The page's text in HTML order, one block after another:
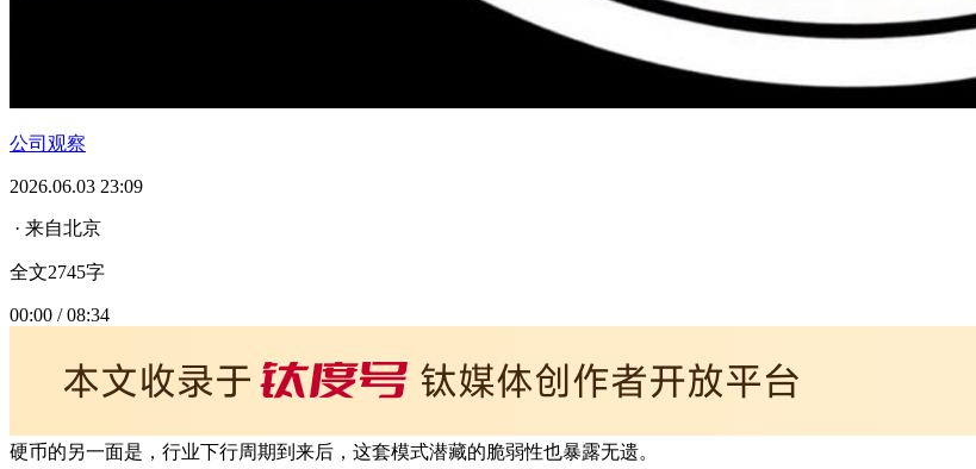
公司观察
2026.06.03 23:09
· 来自北京
全文2745字
00:00 / 08:34
硬币的另一面是，行业下行周期到来后，这套模式潜藏的脆弱性也暴露无遗。